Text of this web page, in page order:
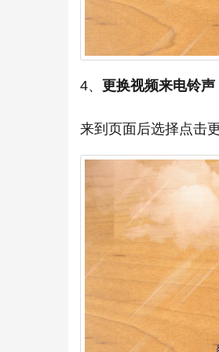
4、 更换视频来电铃声
来到页面后选择点击